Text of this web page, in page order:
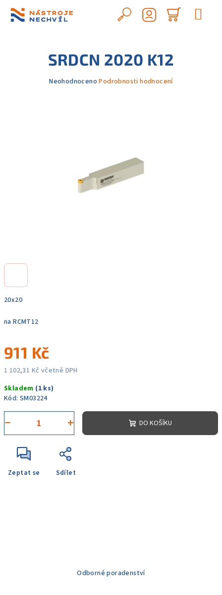
obsah
Hledat
košík
20x20
na RCMT12
911 Kč
1 102,31 Kč včetně DPH
cena:
Skladem (1 ks)
Kód: SM03224
+
− DO KOŠÍKU
Zeptat se Sdílet
SRDCN 2020 K12
Průměrné
Neohodnoceno Podrobnosti hodnocení
Odborné poradenství